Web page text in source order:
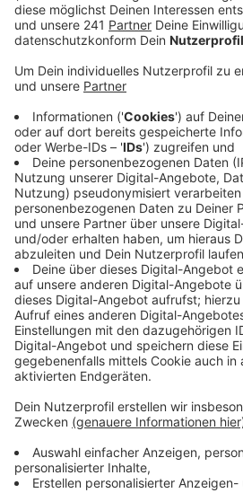
Veröffentlicht:Montag, 08.04.2019
Anzeige
Um wie viel Geld es geht, darf sie
Steuergeheimnisses nicht sagen.
aktuell in der
wenn er seine Steuerschuld
sofort frei kommen.
„Felix tut mir wirklich Leid“ - mit
reagiert der Bund Deutscher
Festnahme von Felix Sturm. In
habe es immer mal wieder
Sturm gegeben, die auf den
Der Box-Verbandschef fürchtet
Imageschaden für die Branche.
Den Behörden ist Felix Sturm kein
zu kämpfen. Das Kölner
entsprechendes Verfahren gegen